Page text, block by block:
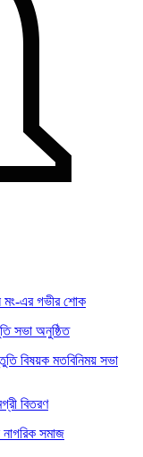
মং-এর গভীর শোক
সভা অনুষ্ঠিত
বিষয়ক মতবিনিময় সভা
বিতরণ
নাগরিক সমাজ